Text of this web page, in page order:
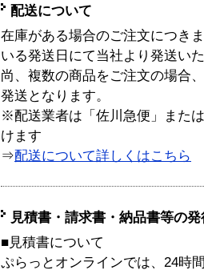
配送について
在庫がある場合のご注文につき
いる発送日にて当社より発送い
尚、複数の商品をご注文の場合
発送となります。
※配送業者は「佐川急便」また
けます
⇒配送について詳しくはこちら
見積書・請求書・納品書等の
■見積書について
ぷらっとオンラインでは、24時